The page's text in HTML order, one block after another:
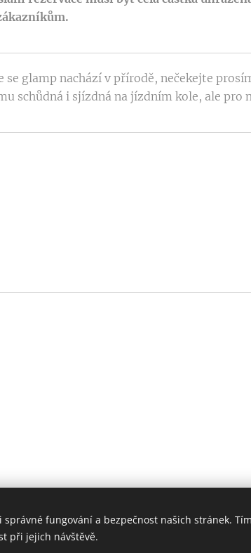
se glamp nachází v přírodě, nečekejte
schůdná i sjízdná na jízdním kole, ale pro
správné fungování a bezpečnost našich stránek.
při jejich návštěvě.